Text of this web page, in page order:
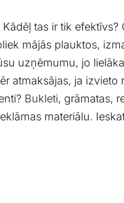
tas ir tik
mājās plauktos,
uzņēmumu, jo
atmaksājas, ja
Bukleti, grāmatas,
materiālu.